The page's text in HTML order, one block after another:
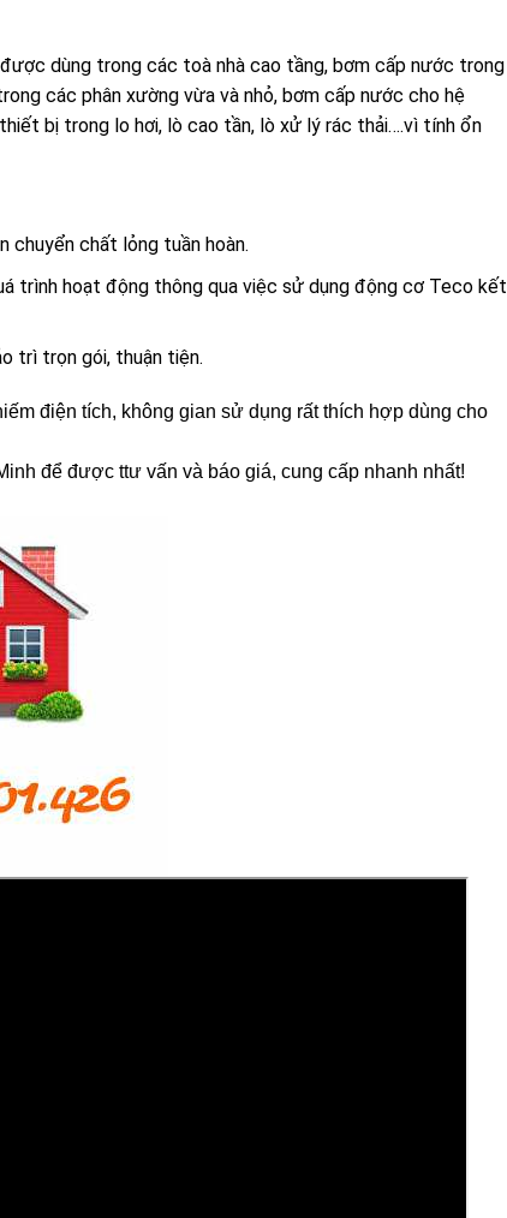
dùng trong các toà nhà cao tầng, bơm cấp nước trong
các phân xường vừa và nhỏ, bơm cấp nước cho hệ
bị trong lo hơi, lò cao tần, lò xử lý rác thải….vì tính ổn
chuyển chất lỏng tuần hoàn.
trình hoạt động thông qua việc sử dụng động cơ Teco kết
trì trọn gói, thuận tiện.
điện tích, không gian sử dụng rất thích hợp dùng cho
để được ttư vấn và báo giá, cung cấp nhanh nhất!